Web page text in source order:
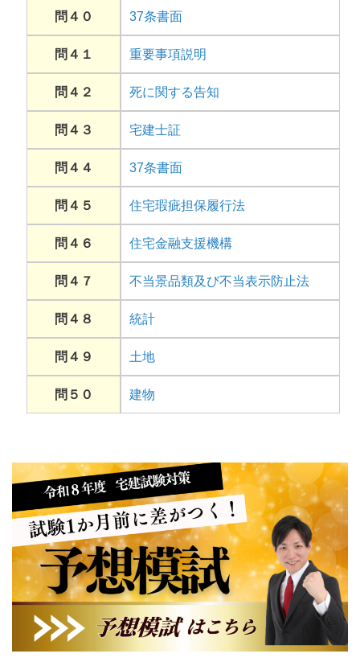
問４０ 37条書面
問４１ 重要事項説明
問４２ 死に関する告知
問４３ 宅建士証
問４４ 37条書面
問４５ 住宅瑕疵担保履行法
問４６ 住宅金融支援機構
問４７ 不当景品類及び不当表示防止法
問４８ 統計
問４９ 土地
問５０ 建物